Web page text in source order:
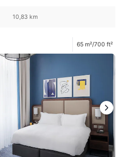
10,83 km
65 m²/700 ft²